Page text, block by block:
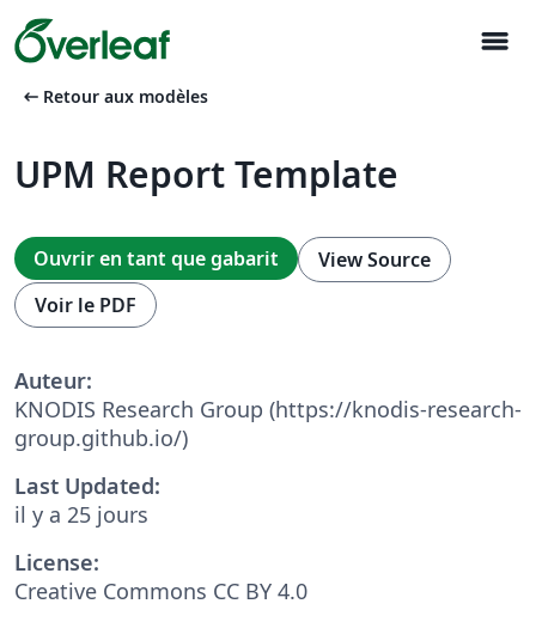
menu
arrow_left_alt Retour aux modèles
UPM Report Template
Ouvrir en tant que gabarit
View Source
Voir le PDF
Auteur:
KNODIS Research Group (https://knodis-research-
group.github.io/)
Last Updated:
il y a 25 jours
License:
Creative Commons CC BY 4.0